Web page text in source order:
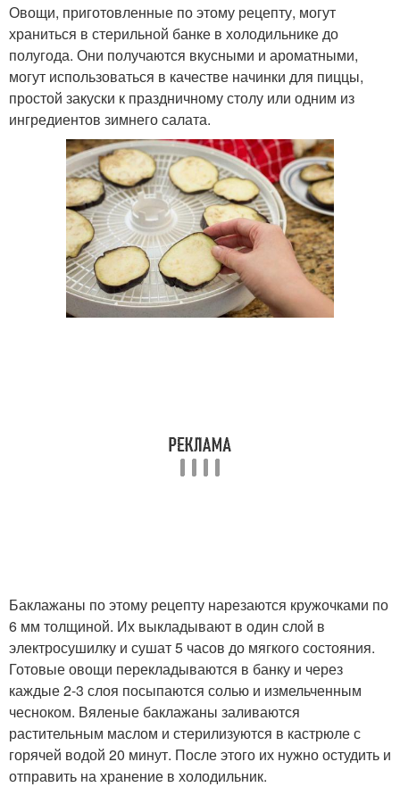
Овощи, приготовленные по этому рецепту, могут
храниться в стерильной банке в холодильнике до
полугода. Они получаются вкусными и ароматными,
могут использоваться в качестве начинки для пиццы,
простой закуски к праздничному столу или одним из
ингредиентов зимнего салата.
Баклажаны по этому рецепту нарезаются кружочками по
6 мм толщиной. Их выкладывают в один слой в
электросушилку и сушат 5 часов до мягкого состояния.
Готовые овощи перекладываются в банку и через
каждые 2-3 слоя посыпаются солью и измельченным
чесноком. Вяленые баклажаны заливаются
растительным маслом и стерилизуются в кастрюле с
горячей водой 20 минут. После этого их нужно остудить и
отправить на хранение в холодильник.